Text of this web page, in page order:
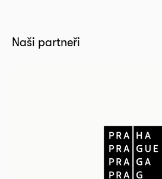
Naši partneři